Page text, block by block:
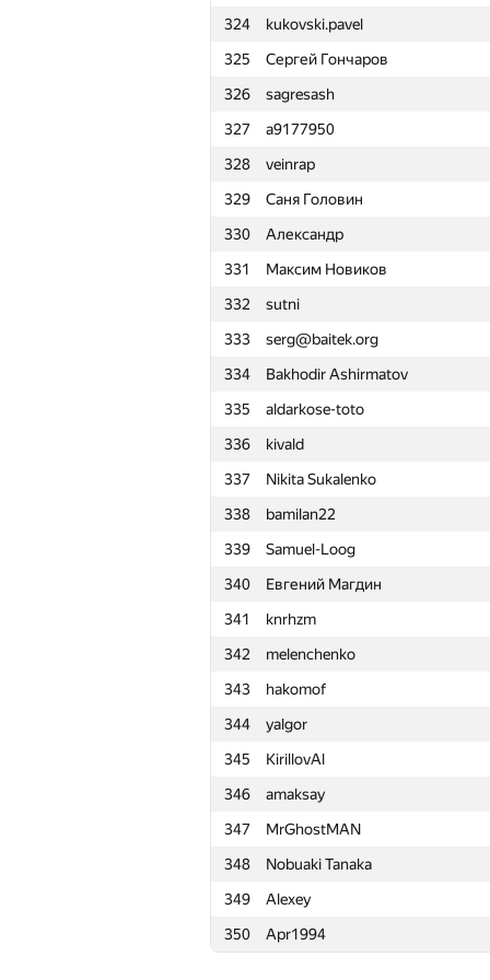
324
kukovski.pavel
325
Сергей Гончаров
326
sagresash
327
a9177950
328
veinrap
329
Саня Головин
330
Александр
331
Максим Новиков
332
sutni
333
serg@baitek.org
334
Bakhodir Ashirmatov
335
aldarkose-toto
336
kivald
337
Nikita Sukalenko
338
bamilan22
339
Samuel-Loog
340
Евгений Магдин
341
knrhzm
342
melenchenko
343
hakomof
344
yalgor
345
KirillovAl
346
amaksay
347
MrGhostMAN
348
Nobuaki Tanaka
349
Alexey
350
Apr1994
301 ilye
302
Гриша Овчинников
303
jfbogusz
304
shop@brugos.ru
305
c-programmer
306
i.gasenko91
307
kniazevsk2012
308
wadissimo
309
ttorogeldi
310
atremba
311
Polyakov1987
312
av.fedchenko
313
kefaa15
314
mipt.lambda
315
artur aganov
316
ryzhikov-88
317
sventeam
318
Даниил Ростилов
319
magical3000
320
GyeongGeun Kim
321
mark.kornejchik
322
hepfkm.ibragimov
323
petroff.97
324
kukovski.pavel
325
Сергей Гончаров
326
sagresash
327
a9177950